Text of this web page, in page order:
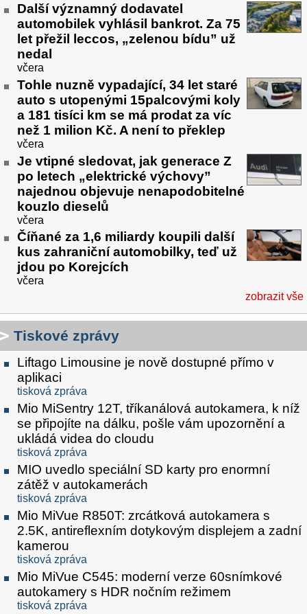
Další významný dodavatel
automobilek vyhlásil bankrot. Za 75
let přežil leccos, „zelenou bídu” už
nedal
včera
Tohle nuzně vypadající, 34 let staré
auto s utopenými 15palcovými koly
a 181 tisíci km se má prodat za víc
než 1 milion Kč. A není to překlep
včera
Je vtipné sledovat, jak generace Z
po letech „elektrické výchovy”
najednou objevuje nenapodobitelné
kouzlo dieselů
včera
Číňané za 1,6 miliardy koupili další
kus zahraniční automobilky, teď už
jdou po Korejcích
včera
zobrazit vše
Tiskové zprávy
Liftago Limousine je nově dostupné přímo v
aplikaci
tisková zpráva
Mio MiSentry 12T, tříkanálová autokamera, k níž
se připojíte na dálku, pošle vám upozornění a
ukládá videa do cloudu
tisková zpráva
MIO uvedlo speciální SD karty pro enormní
zátěž v autokamerách
tisková zpráva
Mio MiVue R850T: zrcátková autokamera s
2.5K, antireflexním dotykovým displejem a zadní
kamerou
tisková zpráva
Mio MiVue C545: moderní verze 60snímkové
autokamery s HDR nočním režimem
tisková zpráva